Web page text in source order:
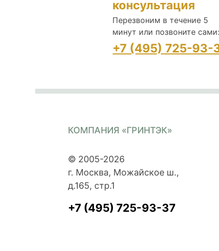
консультация
Перезвоним в течение 5
минут или позвоните сами:
+7 (495) 725-93-
КОМПАНИЯ «ГРИНТЭК»
© 2005-2026
г. Москва, Можайское ш.,
д.165, стр.1
+7 (495) 725-93-37